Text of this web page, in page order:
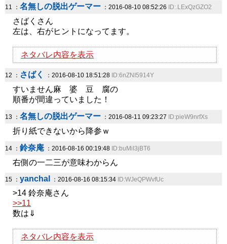
11 ： 名無しの脱出ゲーマー ：2016-08-10 08:52:26 ID:.LExQzGZO2
さばくさん
左は、右がヒントになってます。
ネタバレ内容を表示
12 ： さばく ：2016-08-10 18:51:28 ID:6nZNI5914Y
すいません麻 婆 豆 腐の
順番が間違っていました！
13 ： 名無しの脱出ゲーマー ：2016-08-11 09:23:27 ID:pieW9nrfXs
折り紙できないから降参ｗ
14 ： 鈴奈庵 ：2016-08-16 00:19:48 ID:buMiI3jBT6
右側の一二三が意味わからん
15 ： yanchal ：2016-08-16 08:15:34 ID:WJeQPWvfUc
>14 鈴奈庵さん
>>11
数は⇓
ネタバレ内容を表示